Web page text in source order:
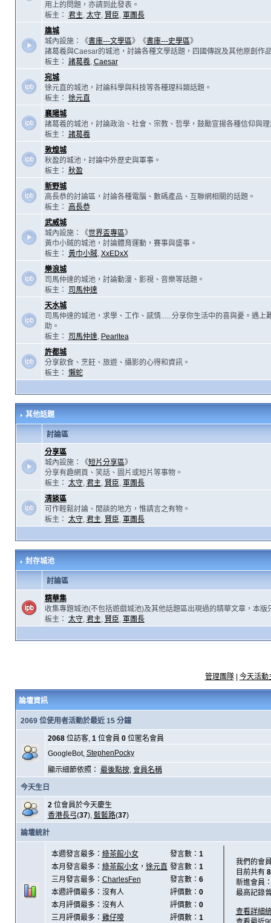
用上的問題，亦請到此發表。
板主： 君主, 太守, 賢臣, 軍團長
譙城
城內設施：《書庫---文學區》《書庫---史學區》
諸葛羲與Caesar的城池，討論各種文學話題，四國傳說及其他原創作
板主： 諸葛羲, Caesar
宛城
徐元直的城池，討論科學與科技等各種理科類話題。
板主： 徐元直
襄陽城
諸葛羲的城池，討論政治、社會、宗教、哲學，鼓勵宣揚各種信仰與理
板主： 諸葛羲
敦煌城
秋盈的城池，討論中外歷史與軍事。
板主： 秋盈
新野城
高長恭的討論區，討論各種電腦、數碼產品、互聯網相關的話題。
板主：
高長恭
武威城
城內設施：《世界盃專區》
黃巾小賊的城池，討論體育運動，賽事與盛事。
板主： 黃巾小賊, XxEDxX
樂浪城
司馬仲達的城池，討論動漫、影視、音樂等話題。
板主：
司馬仲達
天水城
司馬仲達的城池，求學、工作、感情......分享你生活中的喜與憂。遇上
助。
板主：
司馬仲達, Pearltea
許都城
分享飲食、烹飪、旅遊、攝影的心得和資訊。
板主： 懶蛇
其他話題
討論區
分享區
城內設施：《短片分享區》
分享有趣網頁、笑話、圖片或短片等事物。
板主： 太守, 君主, 賢臣, 軍團長
清談區
可作輕鬆討論、閒談的地方，惟請言之有物。
板主： 太守, 君主, 賢臣, 軍團長
封存城池
討論區
精華集
收集專題城池(不包括遊戲城池)及其他話題區出現過的精華文章，本版
板主： 太守, 君主, 賢臣, 軍團長
管理團隊| 今天活動
論壇資訊
2069 位使用者活動於最近 15 分鐘
2068位訪客, 1位會員 0位匿名會員
GoogleBot, StephenPocky
顯示細節依照： 最後點按, 會員名稱
今天生日
2位會員於今天慶生
香港長弓(37), 藍藍路(37)
論壇統計
本週發言最多： 綠茶館小女 發言數： 1
本月發言最多： 綠茶館小女， 徐元直 發言數： 1
三月發言最多： CharlesFen 發言數： 6
本週評價最多：沒有人
評價數： 0
本月評價最多：沒有人
評價數： 0
三月評價最多： 雞仔嘜 評價數： 1
我們的會
目前共有
新進會員
最高記錄
查看詳細